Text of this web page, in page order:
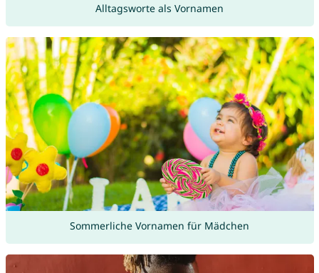
Alltagsworte als Vornamen
Sommerliche Vornamen für Mädchen